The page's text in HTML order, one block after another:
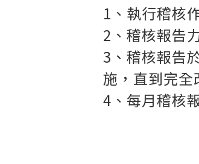
1 、執行稽核
2 、稽核報告
3 、稽核報告
施，直到完全
4 、每月稽核